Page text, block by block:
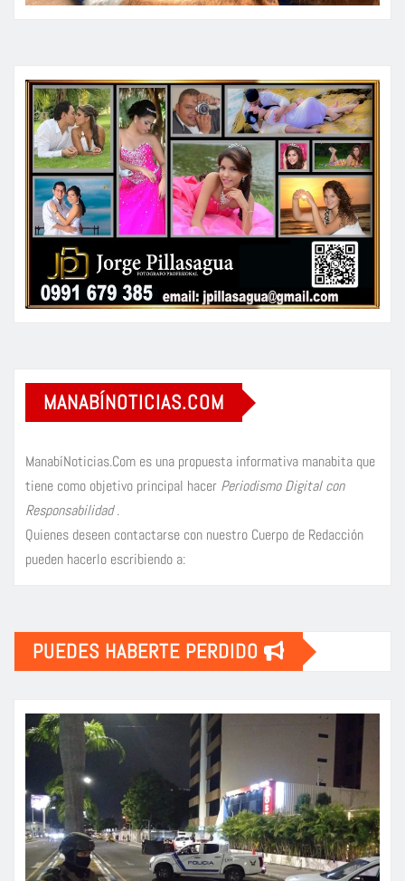
MANABÍNOTICIAS.COM
ManabíNoticias.Com es una propuesta informativa manabita que
tiene como objetivo principal hacer Periodismo Digital con
Responsabilidad.
Quienes deseen contactarse con nuestro Cuerpo de Redacción
pueden hacerlo escribiendo a:
PUEDES HABERTE PERDIDO